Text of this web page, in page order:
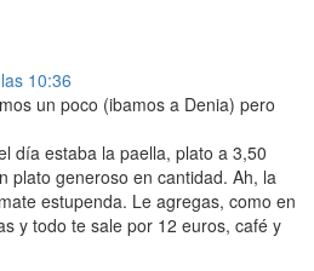
10:36
un poco (ibamos a Denia) pero
día estaba la paella, plato a 3,50
plato generoso en cantidad. Ah, la
estupenda. Le agregas, como en
y todo te sale por 12 euros, café y